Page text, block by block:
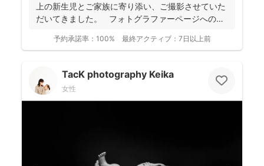
上の新生児とご家族に寄り添い、ご撮影させていた
だいてきました。 フォトグラファーページへの
予約承諾率： 100% 最終アクティブ： 7日以上前
TacK photography Keika
女性